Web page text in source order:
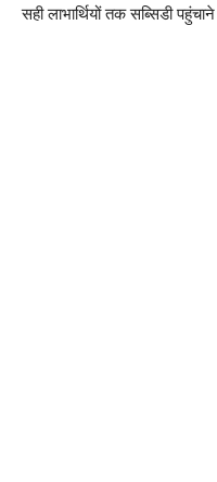
सही लाभार्थियों तक सब्सिडी